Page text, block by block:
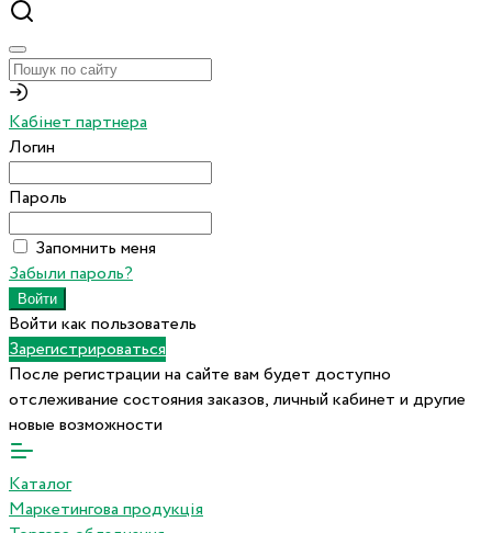
Кабінет партнера
Логин
Пароль
Запомнить меня
Забыли пароль?
Войти как пользователь
Зарегистрироваться
После регистрации на сайте вам будет доступно
отслеживание состояния заказов, личный кабинет и другие
новые возможности
Каталог
Маркетингова продукція